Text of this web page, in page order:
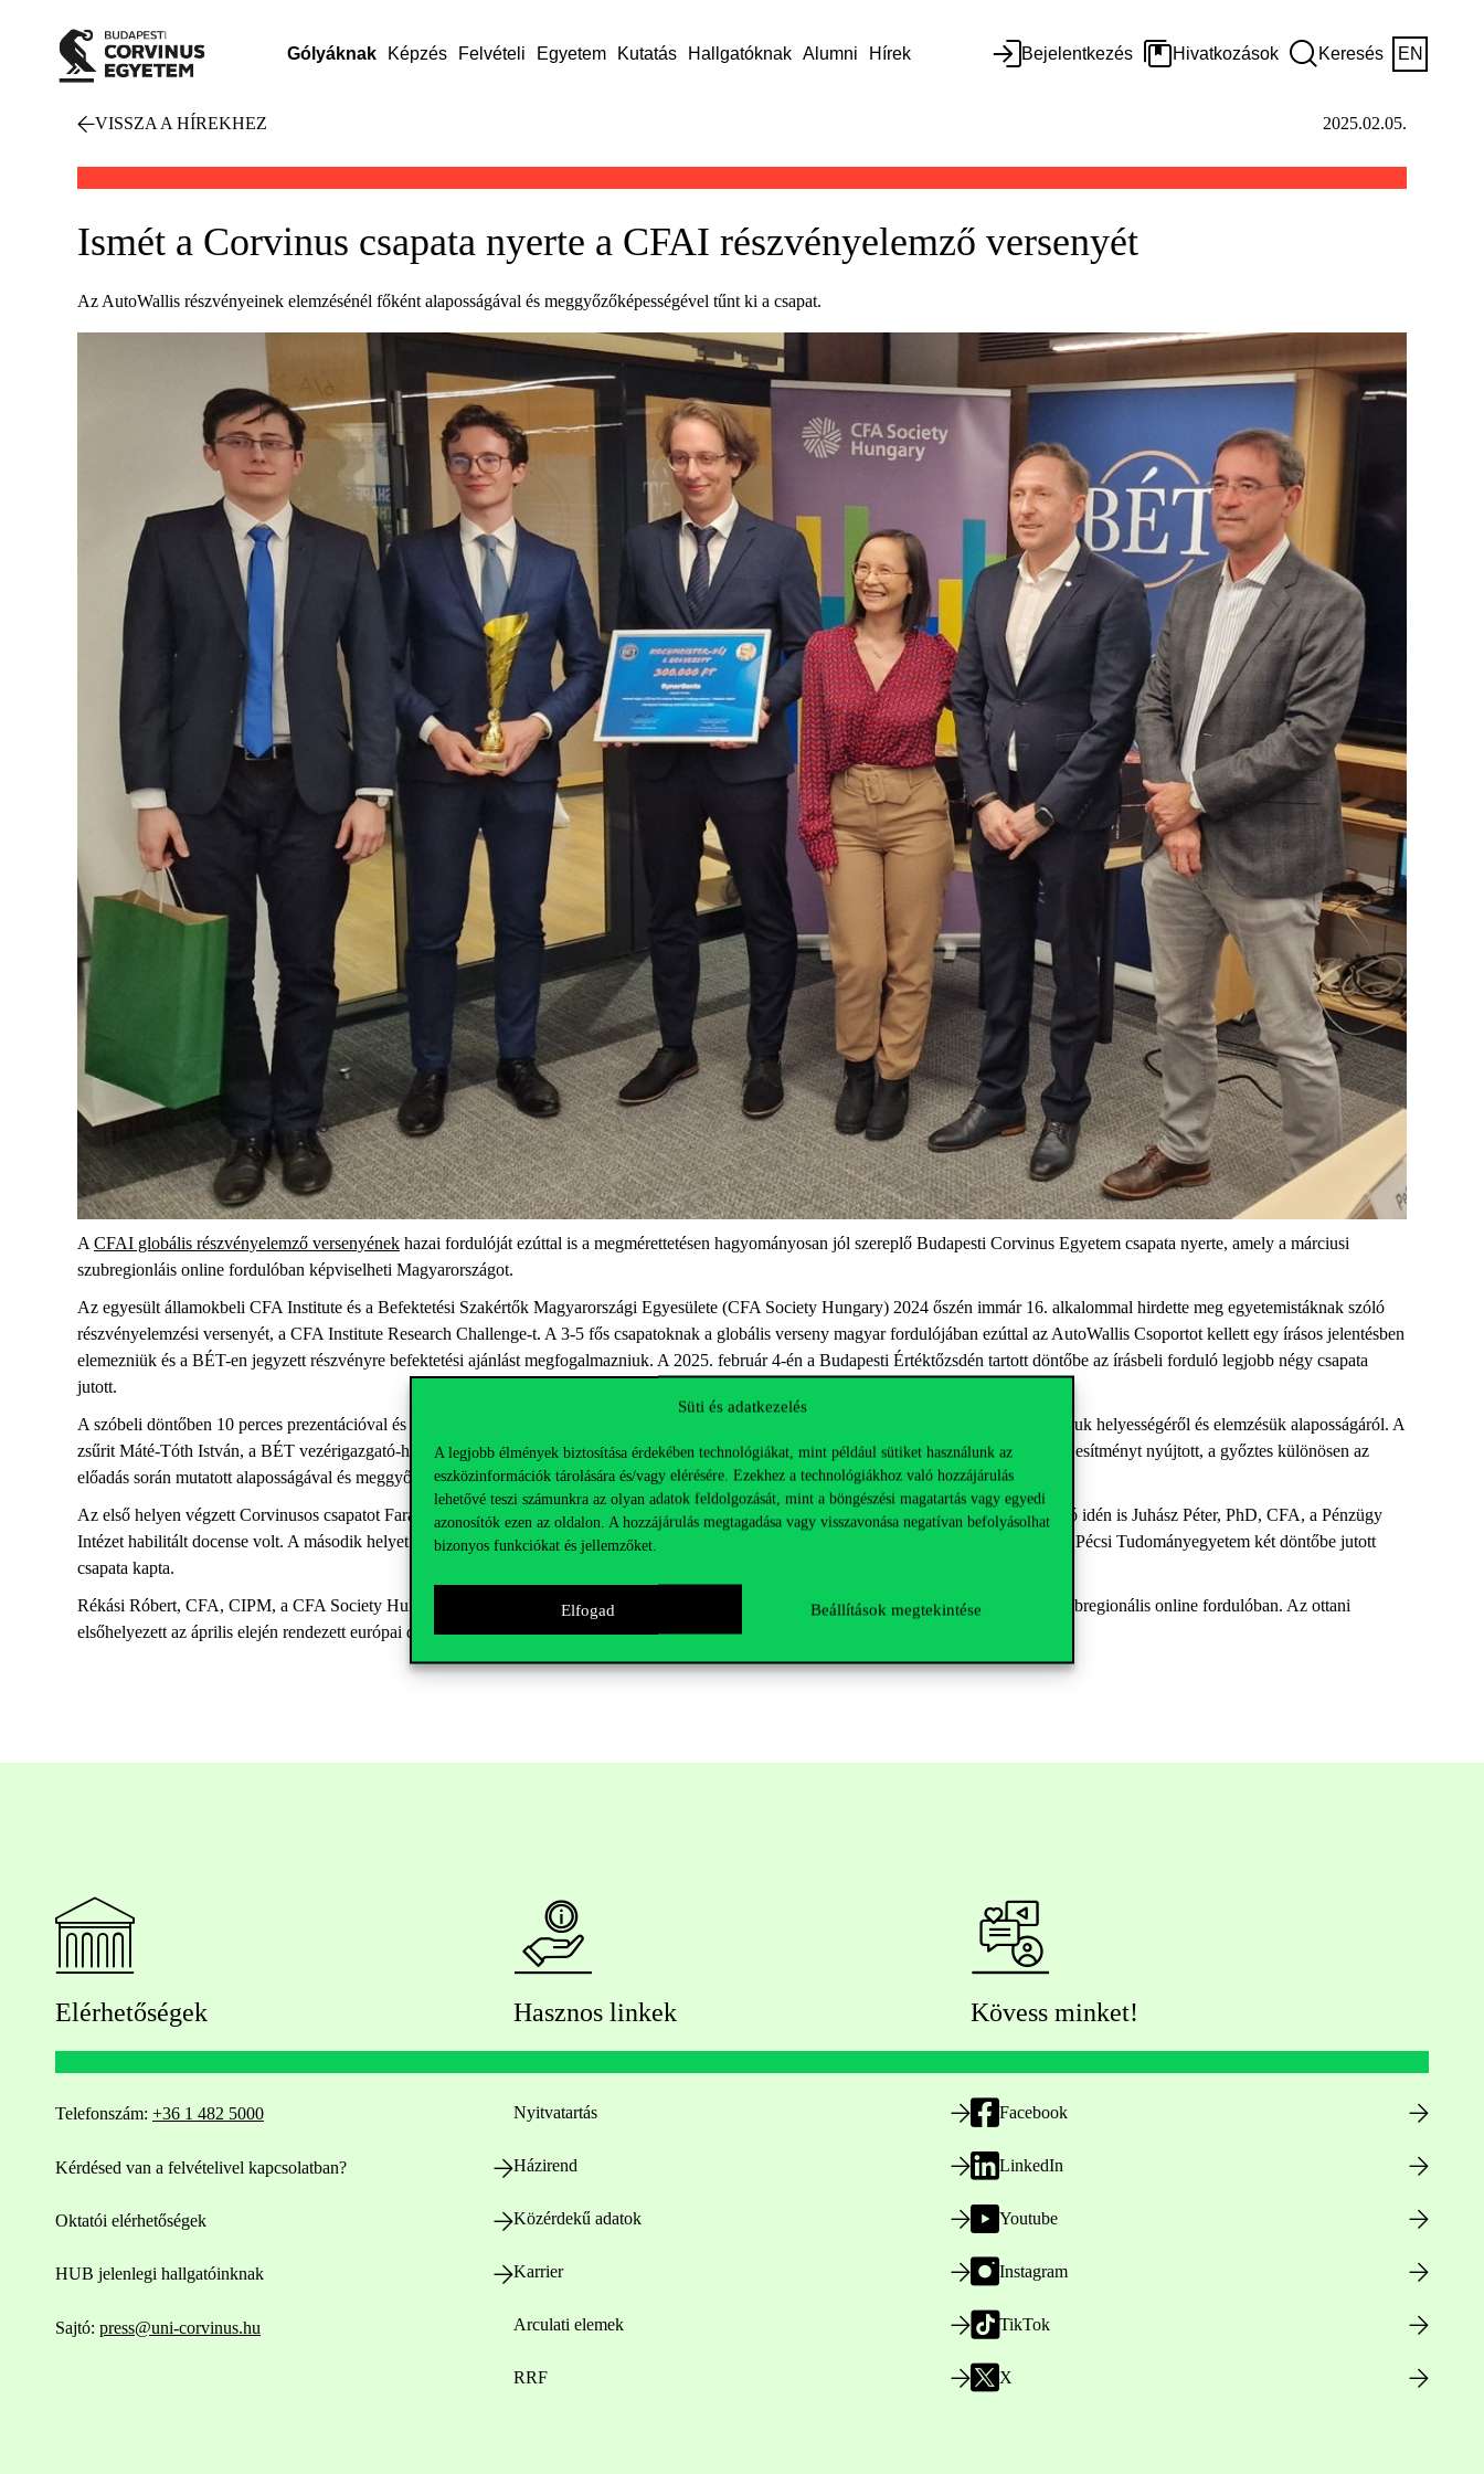
Süti és adatkezelés
A legjobb élmények biztosítása érdekében technológiákat, mint például sütiket használunk az
eszközinformációk tárolására és/vagy elérésére. Ezekhez a technológiákhoz való hozzájárulás
lehetővé teszi számunkra az olyan adatok feldolgozását, mint a böngészési magatartás vagy egyedi
azonosítók ezen az oldalon. A hozzájárulás megtagadása vagy visszavonása negatívan befolyásolhat
bizonyos funkciókat és jellemzőket.
Elfogad Beállítások megtekintése
Gólyáknak Képzés Felvételi Egyetem Kutatás Hallgatóknak Alumni Hírek Bejelentkezés Hivatkozások Keresés EN
VISSZA A HÍREKHEZ 2025.02.05.
Ismét a Corvinus csapata nyerte a CFAI részvényelemző versenyét
Az AutoWallis részvényeinek elemzésénél főként alaposságával és meggyőzőképességével tűnt ki a csapat.
A CFAI globális részvényelemző versenyének hazai fordulóját ezúttal is a megmérettetésen hagyományosan jól szereplő Budapesti Corvinus Egyetem csapata nyerte, amely a márciusi
szubregionláis online fordulóban képviselheti Magyarországot.
Az egyesült államokbeli CFA Institute és a Befektetési Szakértők Magyarországi Egyesülete (CFA Society Hungary) 2024 őszén immár 16. alkalommal hirdette meg egyetemistáknak szóló
részvényelemzési versenyét, a CFA Institute Research Challenge-t. A 3-5 fős csapatoknak a globális verseny magyar fordulójában ezúttal az AutoWallis Csoportot kellett egy írásos jelentésben
elemezniük és a BÉT-en jegyzett részvényre befektetési ajánlást megfogalmazniuk. A 2025. február 4-én a Budapesti Értéktőzsdén tartott döntőbe az írásbeli forduló legjobb négy csapata
jutott.
A szóbeli döntőben 10 perces prezentációval és az azt követő keresztkérdések során kellett a csapatoknak a szakmai zsűrit meggyőzniük ajánlásuk helyességéről és elemzésük alaposságáról. A
zsűrit Máté-Tóth István, a BÉT vezérigazgató-helyettese vezette, aki az eredményhirdetéskor kiemelte: minden csapat összességében igen jó teljesítményt nyújtott, a győztes különösen az
előadás során mutatott alaposságával és meggyőzőképességével tűnt ki.
Az első helyen végzett Corvinusos csapatot Faragó István, Illés Nándor, Palásti László, Patyi Sámuel és Rácz Róbert alkotta. A felkészítő oktató idén is Juhász Péter, PhD, CFA, a Pénzügy
Intézet habilitált docense volt. A második helyet a Budapesti Metropolitan Egyetem diákjai szerezték meg, míg a harmadik és negyedik helyet a Pécsi Tudományegyetem két döntőbe jutott
csapata kapta.
Rékási Róbert, CFA, CIPM, a CFA Society Hungary elnöke emlékeztett: a nyertesek képviselik majd az országot a márciusban rendezendő szubregionális online fordulóban. Az ottani
elsőhelyezett az április elején rendezett európai döntőbe jut, a globális döntőt pedig május elején Chicagóban rendezik meg.
Elérhetőségek
Telefonszám: +36 1 482 5000
Kérdésed van a felvételivel kapcsolatban?
Oktatói elérhetőségek
HUB jelenlegi hallgatóinknak
Sajtó: press@uni-corvinus.hu
Hasznos linkek
Nyitvatartás
Házirend
Közérdekű adatok
Karrier
Arculati elemek
RRF
Kövess minket!
Facebook
LinkedIn
Youtube
Instagram
TikTok
X